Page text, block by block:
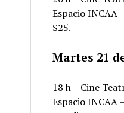
Espacio INCAA
$25.
Martes 21
18 h – Cine
Espacio INCAA